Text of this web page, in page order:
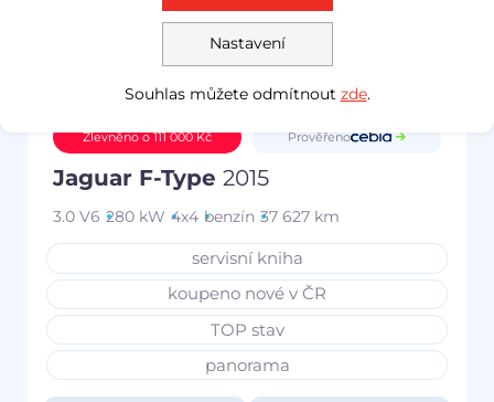
Zlevněno o 111 000 Kč Prověřeno
Jaguar F-Type 2015
3.0 V6 280 kW 4x4 benzín 37 627 km
servisní kniha
koupeno nové v ČR
TOP stav
panorama
Nastavení
Souhlas můžete odmítnout zde.